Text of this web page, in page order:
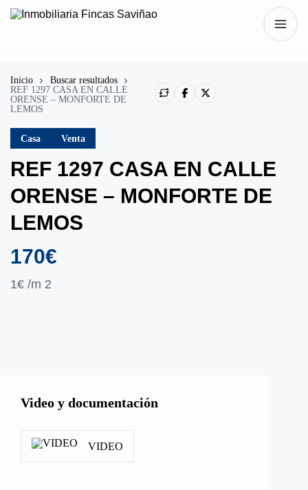
Inicio
Buscar resultados
REF 1297 CASA EN CALLE
ORENSE – MONFORTE DE
LEMOS
Casa Venta
REF 1297 CASA EN CALLE
ORENSE – MONFORTE DE
LEMOS
170€
1€ /m 2
Video y documentación
VIDEO